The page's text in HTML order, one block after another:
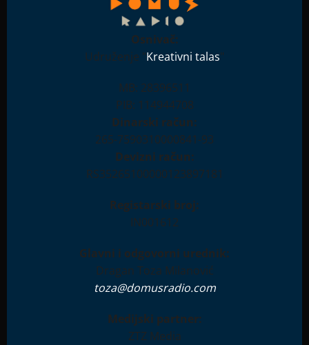
Osnivač:
Udruženje "Kreativni talas"
MB: 28396511
PIB: 114944708
Dinarski račun:
265-7590310000841-93
Devizni račun:
RS35265100000123897181
Registarski broj:
IN001612
Glavni i odgovorni urednik:
Dragan Toza Milanović
toza@domusradio.com
Medijski partner:
ZTZ Media